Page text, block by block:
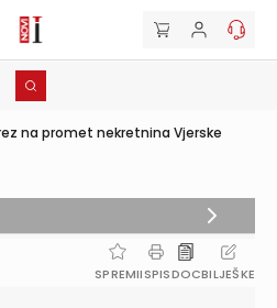
na promet nekretnina Vjerske
SPREMIISPISDOCBILJEŠKE